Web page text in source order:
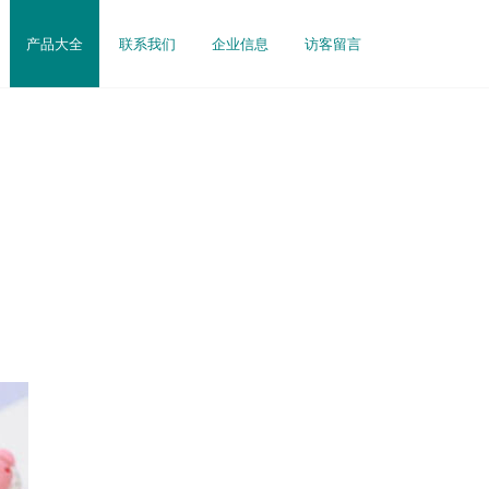
产品大全 联系我们 企业信息 访客留言